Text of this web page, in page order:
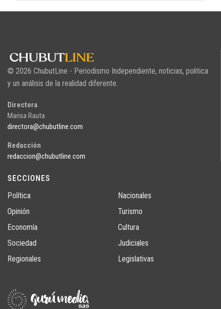
© 2026 ChubutLine - Periodismo Independiente, noticias, politica
y un análisis de la realidad diferente.
Directora
Marisa Rauta
directora@chubutline.com
Redacción
redaccion@chubutline.com
SECCIONES
Política
Opinión
Economía
Sociedad
Regionales
Nacionales
Turismo
Cultura
Judiciales
Legislativas